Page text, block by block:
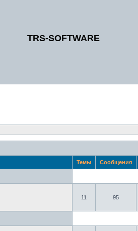
TRS-SOFTWARE
Темы Сообщения
11 95